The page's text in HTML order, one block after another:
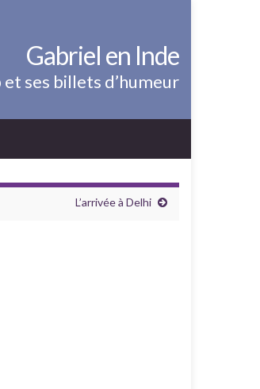
Gabriel en Inde
et ses billets d’humeur
L’arrivée à Delhi